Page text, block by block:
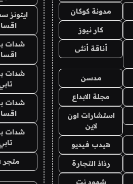
مدونة كوكان
كار نيوز
أناقة أنثى
مدسن
مجلة الابداع
استشارات اون
لاين
هيدب فيديو
رذاذ التجارة
ايتونز
شدات
شدات
شدات
شدات
متجر 4u